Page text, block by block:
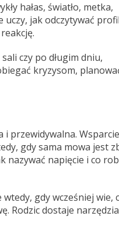
hałas, światło, metka,
uczy, jak odczytywać profil
czy po długim dniu,
kryzysom,
przewidywalna. Wsparcie
gdy sama mowa jest
nazywać napięcie i co
gdy wcześniej wie,
Rodzic dostaje